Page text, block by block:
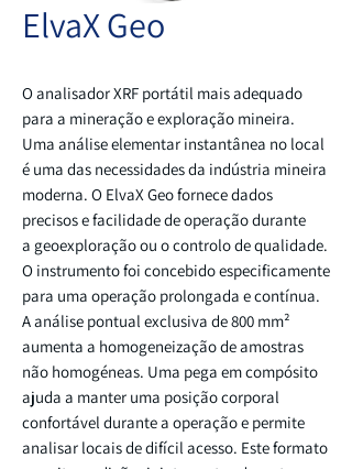
ElvaX Geo
O analisador XRF portátil mais adequado
para a mineração e exploração mineira.
Uma análise elementar instantânea no local
é uma das necessidades da indústria mineira
moderna. O ElvaX Geo fornece dados
precisos e facilidade de operação durante
a geoexploração ou o controlo de qualidade.
O instrumento foi concebido especificamente
para uma operação prolongada e contínua.
A análise pontual exclusiva de 800 mm²
aumenta a homogeneização de amostras
não homogéneas. Uma pega em compósito
ajuda a manter uma posição corporal
confortável durante a operação e permite
analisar locais de difícil acesso. Este formato